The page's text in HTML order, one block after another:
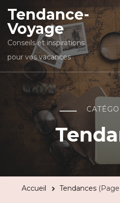
Tendance-
Voyage
Conseils et inspirations
pour vos vacances
Accueil Tendances (Page